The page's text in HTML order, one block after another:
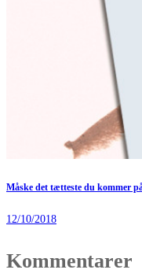
Måske det tætteste du kommer
12/10/2018
Kommentarer